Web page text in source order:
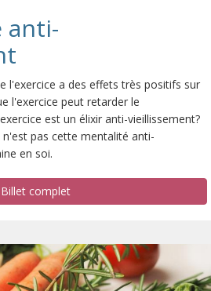
anti-
l'exercice a des effets très positifs sur
l'exercice peut retarder le
est un élixir anti-vieillissement?
pas cette mentalité anti-
en soi.
Billet complet